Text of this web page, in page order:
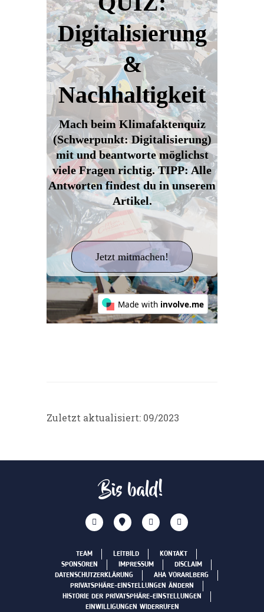
Zuletzt aktualisiert: 09/2023
Bis bald!
TEAM LEITBILD
KONTAKT
SPONSOREN
IMPRESSUM
DISCLAIM
DATENSCHUTZERKLÄRUNG
AHA VORARLBERG
PRIVATSPHÄRE-EINSTELLUNGEN ÄNDERN
HISTORIE DER PRIVATSPHÄRE-EINSTELLUNGEN
EINWILLIGUNGEN WIDERRUFEN